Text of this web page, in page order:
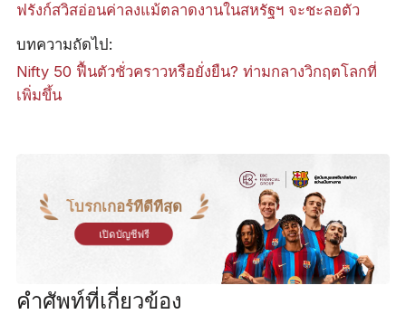
ฟรังก์สวิสอ่อนค่าลงแม้ตลาดงานในสหรัฐฯ จะชะลอตัว
บทความถัดไป:
Nifty 50 ฟื้นตัวชั่วคราวหรือยั่งยืน? ท่ามกลางวิกฤตโลกที่
เพิ่มขึ้น
โบรกเกอร์ที่ดีที่สุด
เปิดบัญชีฟรี
คำศัพท์ที่เกี่ยวข้อง